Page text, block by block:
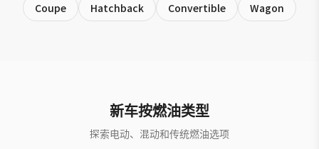
Coupe
Hatchback Convertible Wagon
新车按燃油类型
探索电动、混动和传统燃油选项